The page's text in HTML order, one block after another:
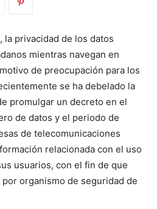
la privacidad de los datos
mientras navegan en
de preocupación para los
se ha debelado la
promulgar un decreto en el
de datos y el periodo de
de telecomunicaciones
relacionada con el uso
usuarios, con el fin de que
organismo de seguridad de